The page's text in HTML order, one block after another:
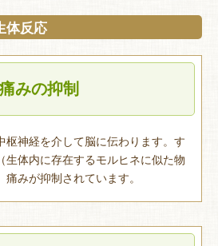
体反応
痛みの抑制
枢神経を介して脳に伝わります。す
生体内に存在するモルヒネに似た物
みが抑制されています。